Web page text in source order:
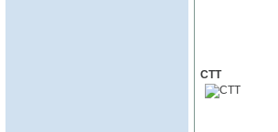
CTT